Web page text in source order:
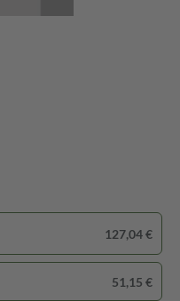
127,04 €
51,15 €